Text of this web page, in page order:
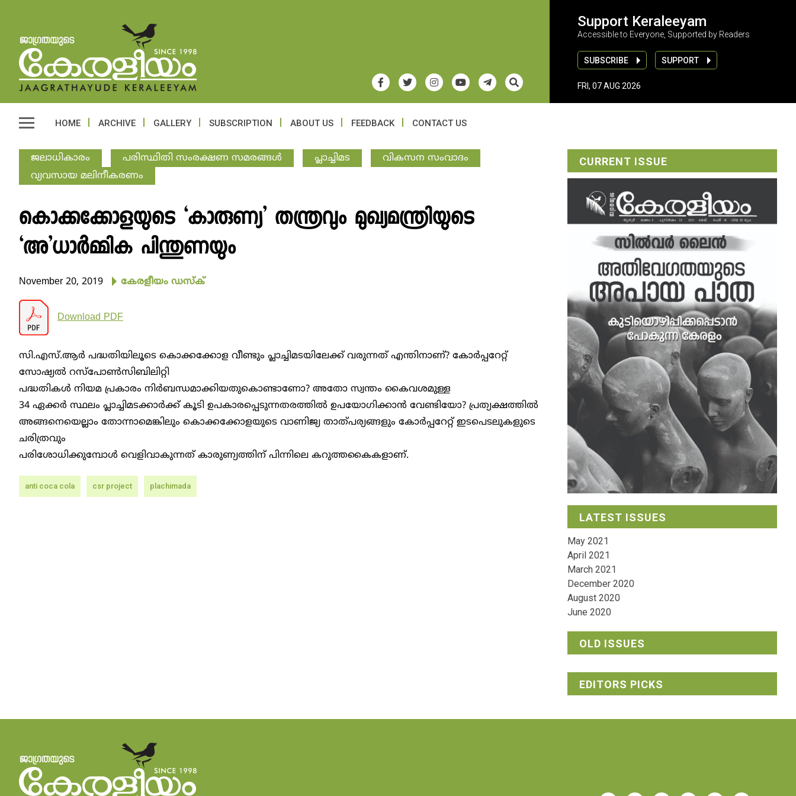
Support Keraleeyam
Accessible to Everyone, Supported by Readers
SUBSCRIBE SUPPORT
FRI, 07 AUG 2026
HOME ARCHIVE GALLERY SUBSCRIPTION ABOUT US FEEDBACK CONTACT US
ജലാധികാരം പരിസ്ഥിതി സംരക്ഷണ സമരങ്ങള്‍ പ്ലാച്ചിമട
വികസന സംവാദം
വ്യവസായ മലിനീകരണം
കൊക്കക്കോളയുടെ ‘കാരുണ്യ’ തന്ത്രവും മുഖ്യമന്ത്രിയുടെ
‘അ’ധാര്‍മ്മിക പിന്തുണയും
November 20, 2019 കേരളീയം ഡസ്‌ക്‌
Download PDF
സി.എസ്.ആര്‍ പദ്ധതിയിലൂടെ കൊക്കക്കോള വീണ്ടും പ്ലാച്ചിമടയിലേക്ക് വരുന്നത് എന്തിനാണ്? കോര്‍പ്പറേറ്റ്
സോഷ്യല്‍ റസ്‌പോണ്‍സിബിലിറ്റി
പദ്ധതികള്‍ നിയമ പ്രകാരം നിര്‍ബന്ധമാക്കിയതുകൊണ്ടാണോ? അതോ സ്വന്തം കൈവശമുള്ള
34 ഏക്കര്‍ സ്ഥലം പ്ലാച്ചിമടക്കാര്‍ക്ക് കൂടി ഉപകാരപ്പെടുന്നതരത്തില്‍ ഉപയോഗിക്കാന്‍ വേണ്ടിയോ? പ്രത്യക്ഷത്തില്‍
അങ്ങനെയെല്ലാം തോന്നാമെങ്കിലും കൊക്കക്കോളയുടെ വാണിജ്യ താത്പര്യങ്ങളും കോര്‍പ്പറേറ്റ് ഇടപെടലുകളുടെ
ചരിത്രവും
പരിശോധിക്കുമ്പോള്‍ വെളിവാകുന്നത് കാരുണ്യത്തിന് പിന്നിലെ കറുത്തകൈകളാണ്.
anti coca cola csr project plachimada
CURRENT ISSUE
LATEST ISSUES
May 2021
April 2021
March 2021
December 2020
August 2020
June 2020
OLD ISSUES
EDITORS PICKS